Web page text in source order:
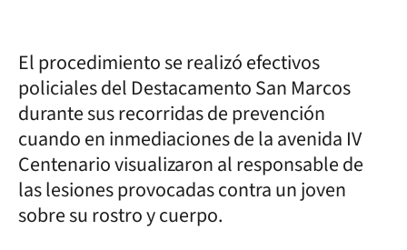
El procedimiento se realizó efectivos
policiales del Destacamento San Marcos
durante sus recorridas de prevención
cuando en inmediaciones de la avenida IV
Centenario visualizaron al responsable de
las lesiones provocadas contra un joven
sobre su rostro y cuerpo.